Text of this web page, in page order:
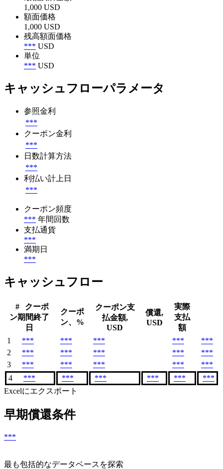
1,000 USD
額面価格
1,000 USD
残高額面価格
*** USD
単位
*** USD
キャッシュフローパラメータ
参照金利
***
クーポン金利
***
日数計算方法
***
利払い計上日
***
クーポン頻度
*** 年間回数
支払通貨
***
満期日
***
キャッシュフロー
#
クーポ
ン期間終了
日
クーポ
ン、%
クーポン支
払金額,
USD
償還,
USD
実際
支払
額
1
*** *** *** ***
***
2
*** *** *** ***
***
3
*** *** *** ***
***
4
*** *** *** *** ***
***
Excelにエクスポート
早期償還条件
***
最も包括的なデータベースを探索